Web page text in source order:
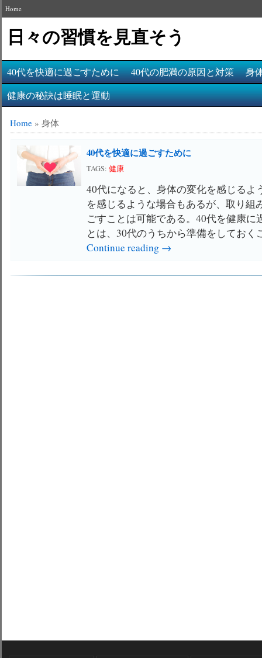
Home
日々の習慣を見直そう
40代を快適に過ごすために 40代の肥満の原因と対策
身
健康の秘訣は睡眠と運動
Home »身体
40代を快適に過ごすために
TAGS:健康
40代になると、身体の変化を感じるよ
を感じるような場合もあるが、取り組
ごすことは可能である。40代を健康に
とは、30代のうちから準備をしてお
Continue reading →